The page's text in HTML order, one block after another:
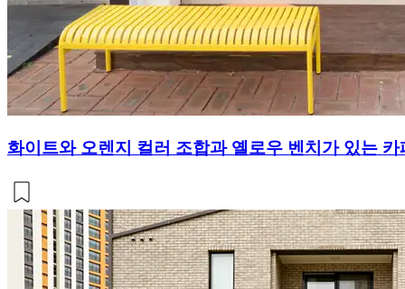
화이트와 오렌지 컬러 조합과 옐로우 벤치가 있는 카